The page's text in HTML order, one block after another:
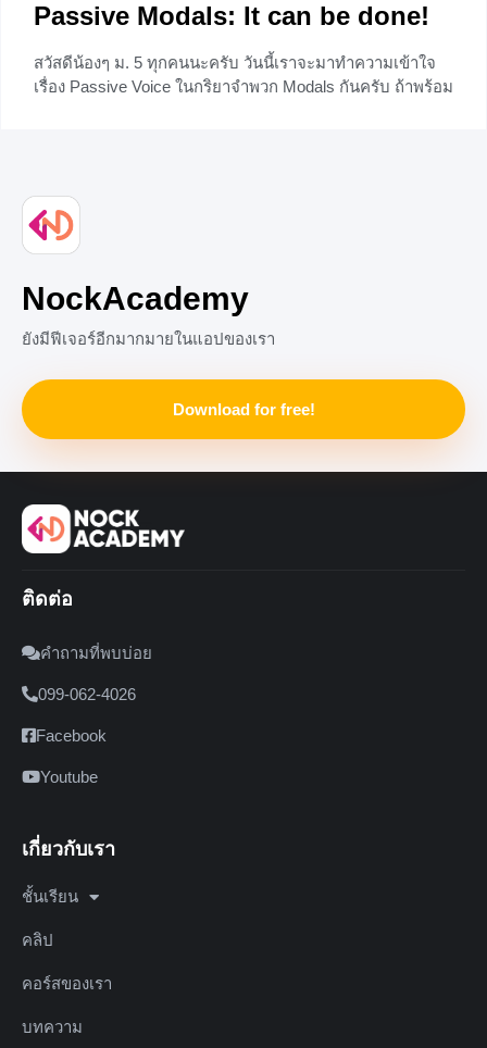
Passive Modals: It can be done!
สวัสดีน้องๆ ม. 5 ทุกคนนะครับ วันนี้เราจะมาทำความเข้าใจ
เรื่อง Passive Voice ในกริยาจำพวก Modals กันครับ ถ้าพร้อม
NockAcademy
ยังมีฟีเจอร์อีกมากมายในแอปของเรา
Download for free!
ติดต่อ
คำถามที่พบบ่อย
099-062-4026
Facebook
Youtube
เกี่ยวกับเรา
ชั้นเรียน
คลิป
คอร์สของเรา
บทความ